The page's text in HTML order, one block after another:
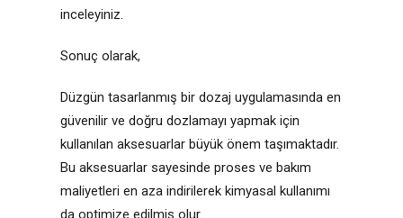
inceleyiniz.
Sonuç olarak,
Düzgün tasarlanmış bir dozaj uygulamasında en
güvenilir ve doğru dozlamayı yapmak için
kullanılan aksesuarlar büyük önem taşımaktadır.
Bu aksesuarlar sayesinde proses ve bakım
maliyetleri en aza indirilerek kimyasal kullanımı
da optimize edilmiş olur.